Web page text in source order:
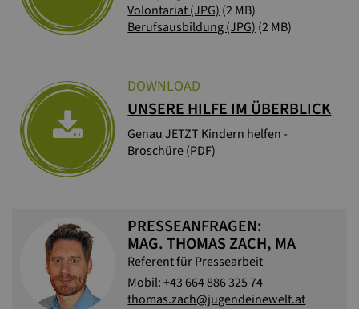
Volontariat (JPG) (2 MB)
Berufsausbildung (JPG) (2 MB)
DOWNLOAD
UNSERE HILFE IM ÜBERBLICK
Genau JETZT Kindern helfen -
Broschüre (PDF)
PRESSEANFRAGEN:
MAG. THOMAS ZACH, MA
Referent für Pressearbeit
Mobil: +43 664 886 325 74
thomas.zach@jugendeinewelt.at